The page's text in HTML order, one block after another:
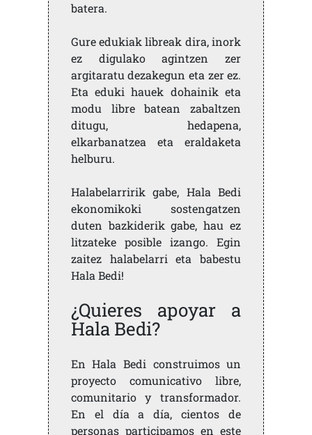
batera.
Gure edukiak libreak dira, inork
ez digulako agintzen zer
argitaratu dezakegun eta zer ez.
Eta eduki hauek dohainik eta
modu libre batean zabaltzen
ditugu, hedapena,
elkarbanatzea eta eraldaketa
helburu.
Halabelarririk gabe, Hala Bedi
ekonomikoki sostengatzen
duten bazkiderik gabe, hau ez
litzateke posible izango. Egin
zaitez halabelarri eta babestu
Hala Bedi!
¿Quieres apoyar a
Hala Bedi?
En Hala Bedi construimos un
proyecto comunicativo libre,
comunitario y transformador.
En el día a día, cientos de
personas participamos en este